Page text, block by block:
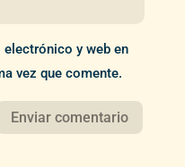
electrónico y web en
vez que comente.